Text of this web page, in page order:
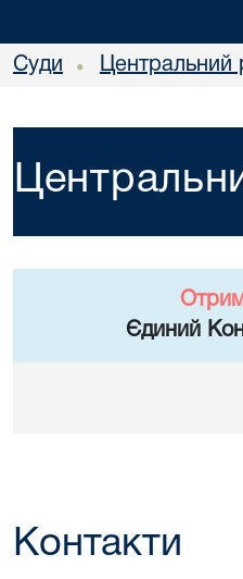
Суди •
Єдиний
Контакти